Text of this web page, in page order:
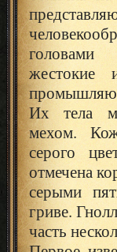
жестокие
Их тела
мехом.
серого
отмечена
серыми
гриве.
часть